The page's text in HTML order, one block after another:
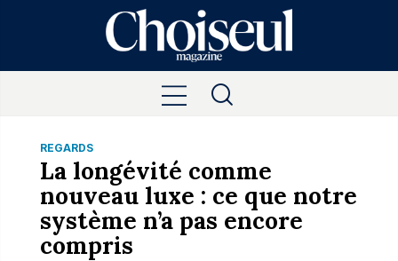
REGARDS
La longévité comme
nouveau luxe : ce que notre
système n’a pas encore
compris